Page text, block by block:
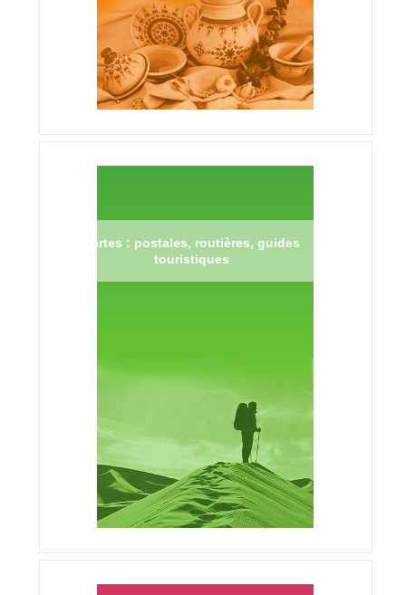
Cartes : postales, routières, guides
touristiques